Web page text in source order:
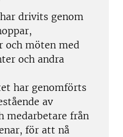
drivits genom
och möten med
och andra
har genomförts
av
medarbetare från
för att nå